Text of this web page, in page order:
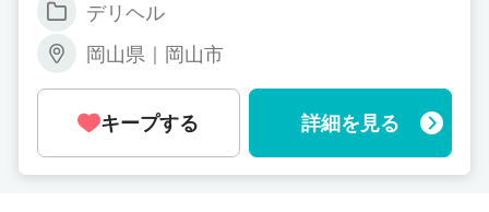
デリヘル
岡山県｜岡山市
キープする 詳細を見る